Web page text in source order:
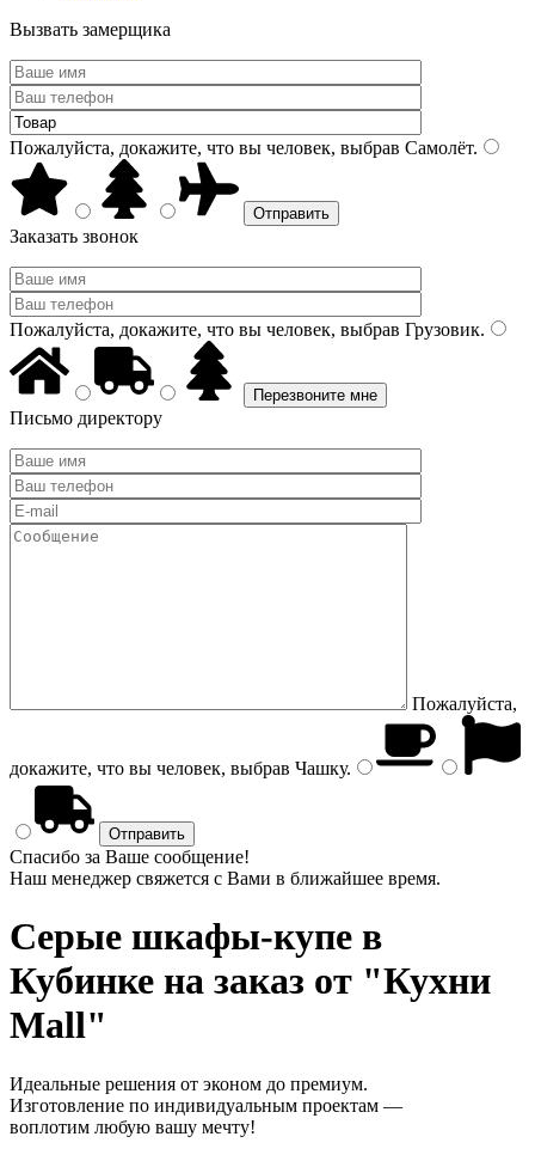
Вызвать замерщика
Пожалуйста, докажите, что вы человек, выбрав Самолёт.
Заказать звонок
Пожалуйста, докажите, что вы человек, выбрав Грузовик.
Письмо директору
Пожалуйста,
докажите, что вы человек, выбрав Чашку.
Спасибо за Ваше сообщение!
Наш менеджер свяжется с Вами в ближайшее время.
Серые шкафы-купе в
Кубинке на заказ от "Кухни
Mall"
Идеальные решения от эконом до премиум.
Изготовление по индивидуальным проектам —
воплотим любую вашу мечту!